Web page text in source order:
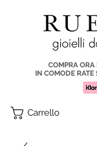
COMPRA ORA
IN COMODE RATE
Carrello